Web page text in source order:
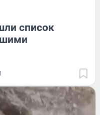
список